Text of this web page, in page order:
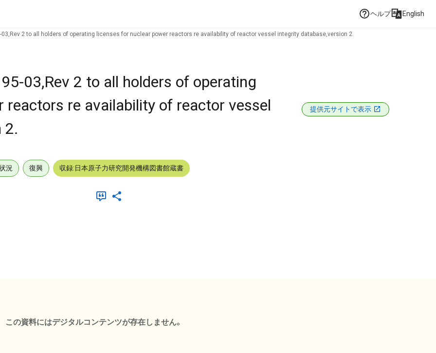
ヘルプ English
2 to all holders of operating licenses for nuclear power reactors re availability of reactor vessel integrity database,version 2.
03,Rev 2 to all holders of operating
reactors re availability of reactor vessel
2.
提供元サイトで表示
況 復興 収録:日本原子力研究開発機構図書館蔵書
この資料にはデジタルコンテンツが存在しません。